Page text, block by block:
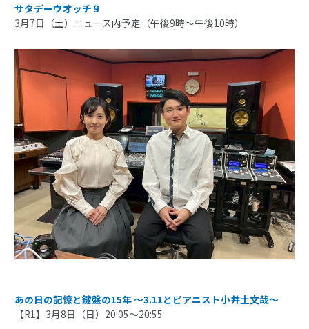
サタデーウオッチ９
3月7日（土）ニュース内予定（午後9時～午後10時）
あの日の記憶と鍵盤の15年 〜3.11とピアニスト小井土文哉〜
【R1】3月8日（日）20:05～20:55